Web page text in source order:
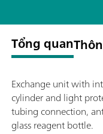
Tổng quan
Exchange unit with
cylinder and light
tubing connection,
glass reagent bottle.